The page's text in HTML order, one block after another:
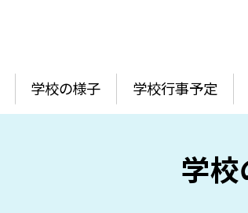
学校の様子 学校行事予定
学